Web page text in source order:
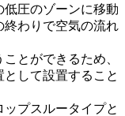
低圧のゾーンに移動
終わりで空気の流れ
とができるため、
して設置すること
プスルータイプと